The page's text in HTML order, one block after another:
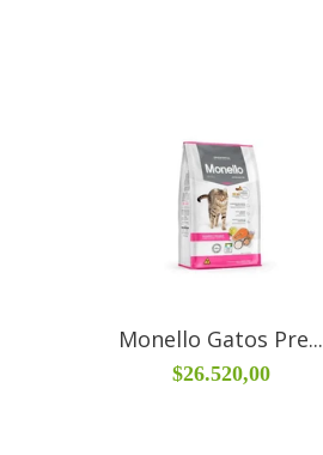
Monello Gatos Pre...
$26.520,00